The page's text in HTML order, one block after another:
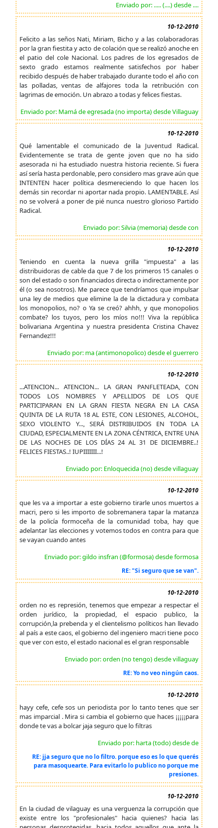
Enviado por: ..... (....) desde ....
10-12-2010
Felicito a las seños Nati, Miriam, Bicho y a las colaboradoras
por la gran fiestita y acto de colación que se realizó anoche en
el patio del cole Nacional. Los padres de los egresados de
sexto grado estamos realmente satisfechos por haber
recibido después de haber trabajado durante todo el año con
las polladas, ventas de alfajores toda la retribución con
lagrimas de emoción. Un abrazo a todas y felices fiestas.
Enviado por: Mamá de egresada (no importa) desde Villaguay
10-12-2010
Qué lamentable el comunicado de la Juventud Radical.
Evidentemente se trata de gente joven que no ha sido
asesorada ni ha estudiado nuestra historia reciente. Si fuera
así sería hasta perdonable, pero considero mas grave aún que
INTENTEN hacer política desmereciendo lo que hacen los
demás sin recordar ni aportar nada propio. LAMENTABLE. Así
no se volverá a poner de pié nunca nuestro glorioso Partido
Radical.
Enviado por: Silvia (memoria) desde con
10-12-2010
Teniendo en cuenta la nueva grilla "impuesta" a las
distribuidoras de cable da que 7 de los primeros 15 canales o
son del estado o son financiados directa o indirectamente por
él (o sea nosotros). Me parece que tendríamos que impulsar
una ley de medios que elimine la de la dictadura y combata
los monopolios, no? o Ya se creó? ahhh, y que monopolios
combate? los tuyos, pero los míos no!!! Viva la república
bolivariana Argentina y nuestra presidenta Cristina Chavez
Fernandez!!!
Enviado por: ma (antimonopolico) desde el guerrero
10-12-2010
...ATENCION... ATENCION... LA GRAN PANFLETEADA, CON
TODOS LOS NOMBRES Y APELLIDOS DE LOS QUE
PARTICIPARAN EN LA GRAN FIESTA NEGRA EN LA CASA
QUINTA DE LA RUTA 18 AL ESTE, CON LESIONES, ALCOHOL,
SEXO VIOLENTO Y..., SERÁ DISTRIBUIDOS EN TODA LA
CIUDAD, ESPECIALMENTE EN LA ZONA CÉNTRICA, ENTRE UNA
DE LAS NOCHES DE LOS DÍAS 24 AL 31 DE DICIEMBRE..!
FELICES FIESTAS..! IUPIIIIIII...!
Enviado por: Enloquecida (no) desde villaguay
10-12-2010
que les va a importar a este gobierno tirarle unos muertos a
macri, pero si les importo de sobremanera tapar la matanza
de la policía formoceña de la comunidad toba, hay que
adelantar las elecciones y votemos todos en contra para que
se vayan cuando antes
Enviado por: gildo insfran (@formosa) desde formosa
RE: "Si seguro que se van".
10-12-2010
orden no es represión, tenemos que empezar a respectar el
orden jurídico, la propiedad, el espacio publico, la
corrupción,la prebenda y el clientelismo políticos han llevado
al país a este caos, el gobierno del ingeniero macri tiene poco
que ver con esto, el estado nacional es el gran responsable
Enviado por: orden (no tengo) desde villaguay
RE: Yo no veo ningún caos.
10-12-2010
hayy cefe, cefe sos un periodista por lo tanto tenes que ser
mas imparcial . Mira si cambia el gobierno que haces ¡¡¡¡¡para
donde te vas a bolcar jaja seguro que lo filtras
Enviado por: harta (todo) desde de
RE: jja seguro que no lo filtro. porque eso es lo que querés
para masoquearte. Para evitarlo lo publico no porque me
presiones.
10-12-2010
En la ciudad de vilaguay es una verguenza la corrupción que
existe entre los "profesionales" hacia quienes? hacia las